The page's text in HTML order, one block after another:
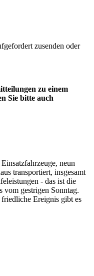
zusenden oder
zu einem
Sie bitte auch
neun
transportiert, insgesamt
- das ist die
vom gestrigen Sonntag.
friedliche Ereignis gibt es